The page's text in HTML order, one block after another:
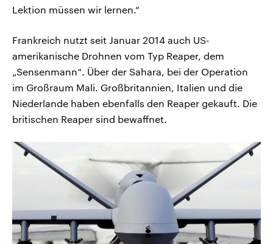
Lektion müssen wir lernen.“
Frankreich nutzt seit Januar 2014 auch US-
amerikanische Drohnen vom Typ Reaper, dem
„Sensenmann“. Über der Sahara, bei der Operation
im Großraum Mali. Großbritannien, Italien und die
Niederlande haben ebenfalls den Reaper gekauft. Die
britischen Reaper sind bewaffnet.